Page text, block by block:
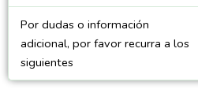
Por dudas o información
adicional, por favor recurra a los
siguientes